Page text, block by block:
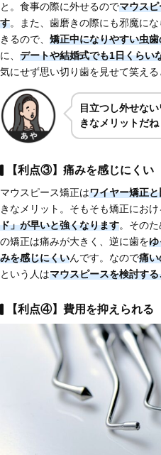
と。食事の際に外せるのでマウス
す。また、歯磨きの際にも邪魔に
きるので、 矯正中になりやすい虫
に、 デートや結婚式でも1日くらい
気にせず思い切り歯を見せて笑える
目立つし外せな
きなメリットだね
【利点③】痛みを感じにくい
マウスピース矯正はワイヤー矯正
きなメリット。そもそも矯正にお
ド」が早いと強くなります。その
の矯正は痛みが大きく、逆に歯をゆ
みを感じにくいんです。なので痛い
という人はマウスピースを検討す
【利点④】費用を抑えられる